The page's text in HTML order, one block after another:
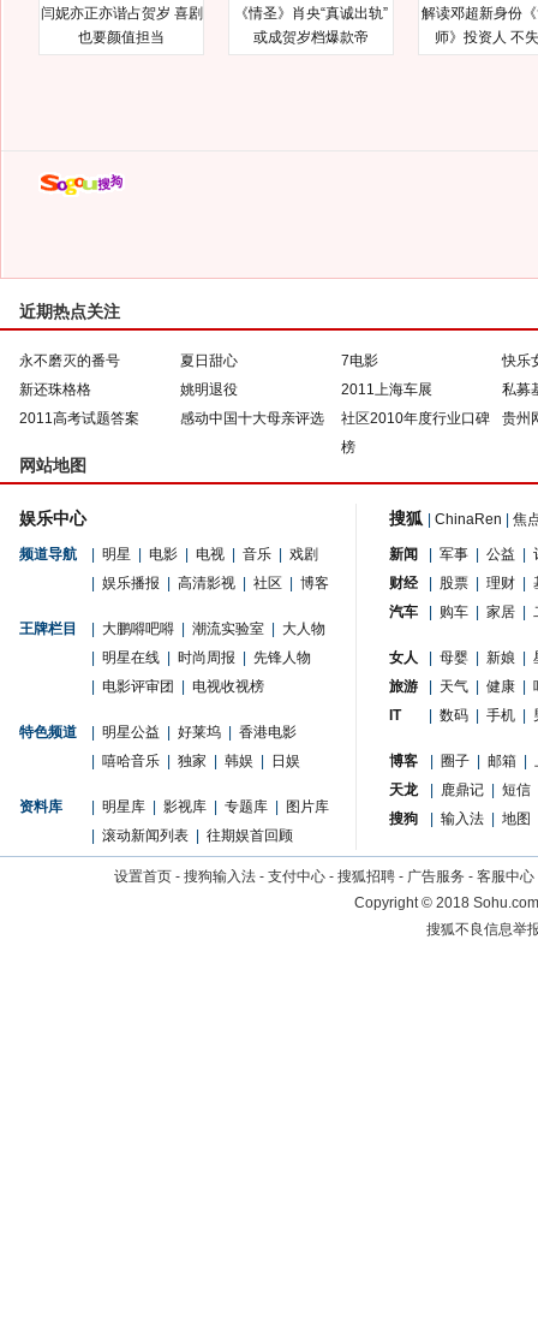
闫妮亦正亦谐占贺岁 喜剧
也要颜值担当
《情圣》肖央“真诚出轨”
或成贺岁档爆款帝
解读邓超新身份
师》投资人 不
近期热点关注
永不磨灭的番号 夏日甜心 7电影
快乐
新还珠格格
姚明退役 2011上海车展
私募
2011高考试题答案
感动中国十大母亲评选
社区2010年度行业口碑
榜
贵州
网站地图
娱乐中心
频道导航 明星 电影 电视 音乐
戏剧
娱乐播报 高清影视 社区 博客
王牌栏目 大鹏嘚吧嘚 潮流实验室
大人物
明星在线 时尚周报
先锋人物
电影评审团 电视收视榜
特色频道 明星公益 好莱坞
香港电影
嘻哈音乐 独家 韩娱 日娱
资料库 明星库 影视库 专题库
图片库
滚动新闻列表 往期娱首回顾
搜狐 ChinaRen 焦
新闻 军事 公益
财经
股票 理财
汽车
购车 家居
女人 母婴 新娘
旅游
天气 健康
IT
数码 手机
博客 圈子 邮箱
天龙
鹿鼎记
短信
搜狗
输入法 地图
设置首页 - 搜狗输入法 - 支付中心 - 搜狐招聘 - 广告服务 - 客服中心
Copyright©2018
搜狐不良信息举